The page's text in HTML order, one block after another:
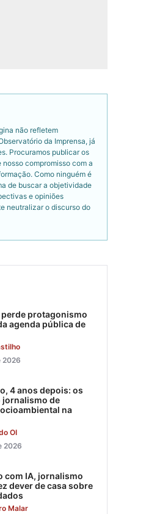
não refletem
da Imprensa, já
Procuramos publicar os
compromisso com a
Como ninguém é
de buscar a objetividade
e opiniões
neutralizar o discurso do
protagonismo
agenda pública de
2026
4 anos depois: os
jornalismo de
na
OI
2026
com IA, jornalismo
dever de casa sobre
Malar